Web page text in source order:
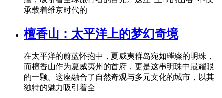
承载着维京时代的
檀香山：太平洋上的梦幻奇境
在太平洋的蔚蓝怀抱中，夏威夷群岛宛如璀璨的明珠，
而檀香山作为夏威夷州的首府，更是这串明珠中最耀眼
的一颗。这座融合了自然奇观与多元文化的城市，以其
独特的魅力吸引着全